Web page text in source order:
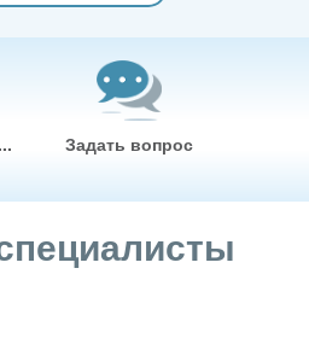
Задать вопрос